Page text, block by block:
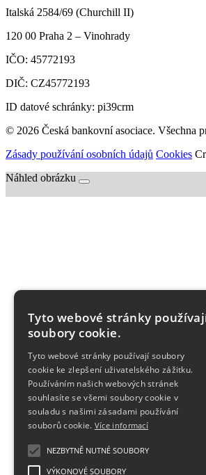
Italská 2584/69 (Churchill II)
120 00 Praha 2 – Vinohrady
IČO: 45772193
DIČ: CZ45772193
ID datové schránky: pi39crm
© 2026 Česká bankovní asociace. Všechna
Zásady používání osobních údajů Cookies
Náhled obrázku
Tyto webové stránky
soubory cookie.
Tyto webové stránky používají soubory
cookie ke zlepšení uživatelského zážitku.
Používáním našich webových stránek
souhlasíte se všemi soubory cookie v
souladu s našimi zásadami používání
souborů cookie. Více informací
NEZBYTNĚ NUTNÉ SOUBORY
VÝKONOVÉ SOUBORY